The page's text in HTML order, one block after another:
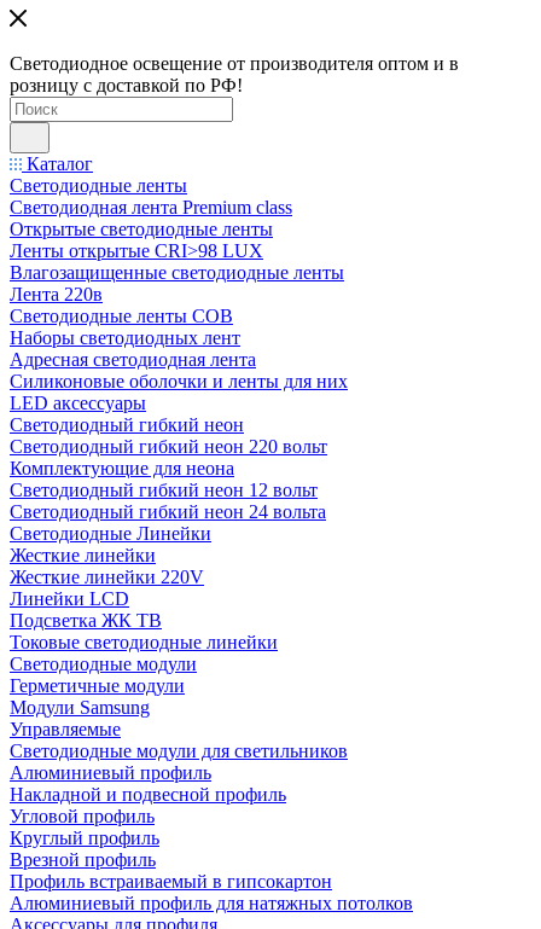
Светодиодное освещение от производителя оптом и в
розницу с доставкой по РФ!
Каталог
Светодиодные ленты
Светодиодная лента Premium class
Открытые светодиодные ленты
Ленты открытые CRI>98 LUX
Влагозащищенные светодиодные ленты
Лента 220в
Светодиодные ленты COB
Наборы светодиодных лент
Адресная светодиодная лента
Силиконовые оболочки и ленты для них
LED аксессуары
Светодиодный гибкий неон
Светодиодный гибкий неон 220 вольт
Комплектующие для неона
Светодиодный гибкий неон 12 вольт
Светодиодный гибкий неон 24 вольта
Светодиодные Линейки
Жесткие линейки
Жесткие линейки 220V
Линейки LCD
Подсветка ЖК ТВ
Токовые светодиодные линейки
Светодиодные модули
Герметичные модули
Модули Samsung
Управляемые
Светодиодные модули для светильников
Алюминиевый профиль
Накладной и подвесной профиль
Угловой профиль
Круглый профиль
Врезной профиль
Профиль встраиваемый в гипсокартон
Алюминиевый профиль для натяжных потолков
Аксессуары для профиля